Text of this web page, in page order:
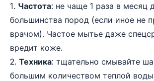
1. Частота: не чаще 1 раза в месяц
большинства пород (если иное не
врачом). Частое мытье даже
вредит коже.
2. Техника: тщательно смывайте
большим количеством теплой